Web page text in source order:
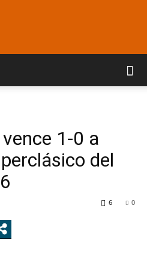
Araucaria
Line
1-0 a
del
0
6